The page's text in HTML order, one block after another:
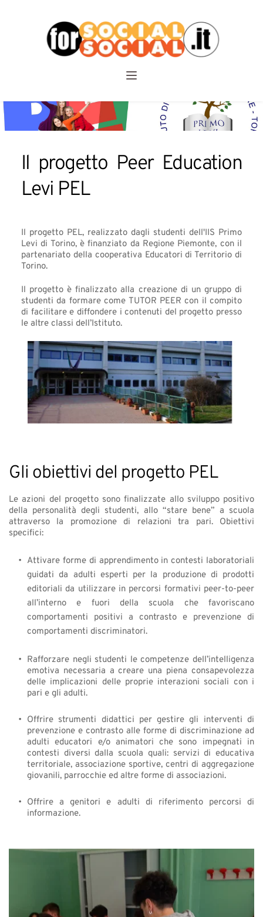
Il progetto Peer Education
Levi PEL
Il progetto PEL, realizzato dagli studenti dell'IIS Primo
Levi di Torino, è finanziato da Regione Piemonte, con il
partenariato della cooperativa Educatori di Territorio di
Torino.
Il progetto è finalizzato alla creazione di un gruppo di
studenti da formare come TUTOR PEER con il compito
di facilitare e diffondere i contenuti del progetto presso
le altre classi dell’Istituto.
Gli obiettivi del progetto PEL
Le azioni del progetto sono finalizzate allo sviluppo positivo
della personalità degli studenti, allo “stare bene” a scuola
attraverso la promozione di relazioni tra pari. Obiettivi
specifici:
Attivare forme di apprendimento in contesti laboratoriali
guidati da adulti esperti per la produzione di prodotti
editoriali da utilizzare in percorsi formativi peer-to-peer
all’interno e fuori della scuola che favoriscano
comportamenti positivi a contrasto e prevenzione di
comportamenti discriminatori.
Rafforzare negli studenti le competenze dell’intelligenza
emotiva necessaria a creare una piena consapevolezza
delle implicazioni delle proprie interazioni sociali con i
pari e gli adulti.
Offrire strumenti didattici per gestire gli interventi di
prevenzione e contrasto alle forme di discriminazione ad
adulti educatori e/o animatori che sono impegnati in
contesti diversi dalla scuola quali: servizi di educativa
territoriale, associazione sportive, centri di aggregazione
giovanili, parrocchie ed altre forme di associazioni.
Offrire a genitori e adulti di riferimento percorsi di
informazione.